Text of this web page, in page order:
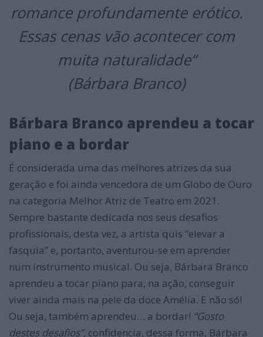
romance profundamente erótico.
Essas cenas vão acontecer com
muita naturalidade“
(Bárbara Branco)
Bárbara Branco aprendeu a tocar
piano e a bordar
É considerada uma das melhores atrizes da sua
geração e foi ainda vencedora de um Globo de Ouro
na categoria Melhor Atriz de Teatro em 2021.
Sempre bastante dedicada nos seus desafios
profissionais, desta vez, a artista quis “elevar a
fasquia” e, portanto, aventurou-se em aprender
num instrumento musical. Ou seja, Bárbara Branco
aprendeu a tocar piano para, na ação, conseguir
viver ainda mais na pele da doce Amélia. E não só!
Ou seja, também aprendeu… a bordar! “Gosto
destes desafios”, confidencia, dessa forma, Bárbara